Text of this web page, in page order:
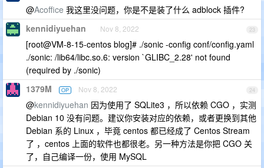
@Acoffice 我这里没问题，你是不是装了什么 adblock 插件?
23
kennidiyuehan Nov 8, 2022
[root@VM-8-15-centos blog]# ./sonic -config conf/config.yaml
./sonic: /lib64/libc.so.6: version `GLIBC_2.28' not found
(required by ./sonic)
24
1379M OP Nov 8, 2022
@kennidiyuehan 因为使用了 SQLite3 ，所以依赖 CGO ，实测
Debian 10 没有问题。建议你安装对应的依赖，或者更换到其他
Debian 系的 Linux ，毕竟 centos 都已经成了 Centos Stream
了 ，centos 上面的软件也都很老。另一种方法是你把 CGO 关
了，自己编译一份，使用 MySQL